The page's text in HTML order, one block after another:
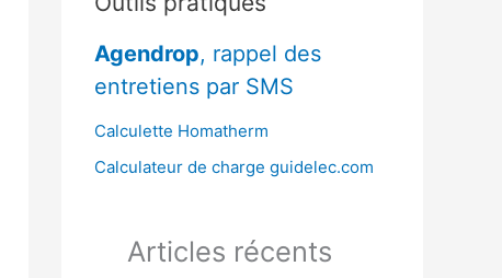
c
h
e
r
Agendrop, rappel des
entretiens par SMS
Calculette Homatherm
Calculateur de charge guidelec.com
Articles récents